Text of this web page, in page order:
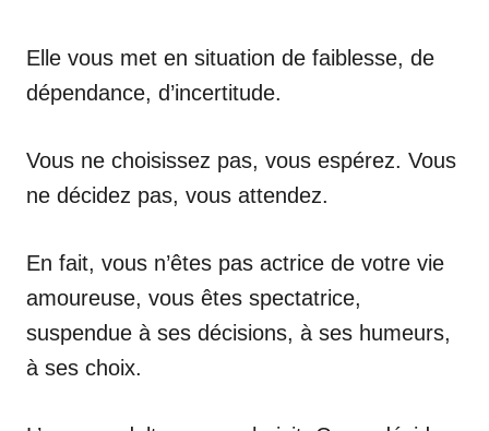
Elle vous met en situation de faiblesse, de
dépendance, d’incertitude.
Vous ne choisissez pas, vous espérez. Vous
ne décidez pas, vous attendez.
En fait, vous n’êtes pas actrice de votre vie
amoureuse, vous êtes spectatrice,
suspendue à ses décisions, à ses humeurs,
à ses choix.